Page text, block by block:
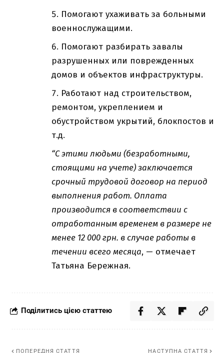
Помогают ухаживать за больными
военнослужащими.
Помогают разбирать завалы
разрушенных или поврежденных
домов и объектов инфраструктуры.
Работают над строительством,
ремонтом, укреплением и
обустройством укрытий, блокпостов и
т.д.
“С этими людьми (безработными,
стоящими на учете) заключается
срочный трудовой договор на период
выполнения работ. Оплата
производится в соответствии с
отработанным временем в размере не
менее 12 000 грн. в случае работы в
течении всего месяца, — отмечает
Татьяна Бережная.
Поділитись цією статтею
ПОПЕРЕДНЯ СТАТТЯ НАСТУПНА СТАТТЯ